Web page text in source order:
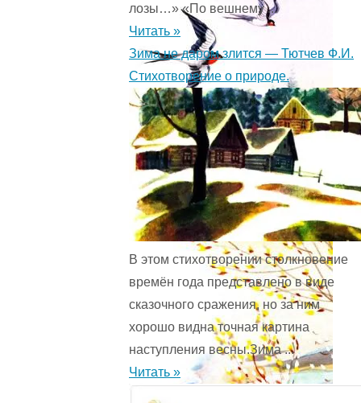
лозы…» «По вешнему ...
Читать »
Зима не даром злится — Тютчев Ф.И.
Стихотворение о природе.
В этом стихотворении столкновение
времён года представ­лено в виде
сказочного сражения, но за ним
хорошо видна точная картина
наступления весны.Зима ...
Читать »